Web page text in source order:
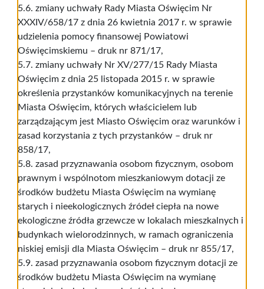
5.6. zmiany uchwały Rady Miasta Oświęcim Nr
XXXIV/658/17 z dnia 26 kwietnia 2017 r. w sprawie
udzielenia pomocy finansowej Powiatowi
Oświęcimskiemu – druk nr 871/17,
5.7. zmiany uchwały Nr XV/277/15 Rady Miasta
Oświęcim z dnia 25 listopada 2015 r. w sprawie
określenia przystanków komunikacyjnych na terenie
Miasta Oświęcim, których właścicielem lub
zarządzającym jest Miasto Oświęcim oraz warunków i
zasad korzystania z tych przystanków – druk nr
858/17,
5.8. zasad przyznawania osobom fizycznym, osobom
prawnym i wspólnotom mieszkaniowym dotacji ze
środków budżetu Miasta Oświęcim na wymianę
starych i nieekologicznych źródeł ciepła na nowe
ekologiczne źródła grzewcze w lokalach mieszkalnych i
budynkach wielorodzinnych, w ramach ograniczenia
niskiej emisji dla Miasta Oświęcim – druk nr 855/17,
5.9. zasad przyznawania osobom fizycznym dotacji ze
środków budżetu Miasta Oświęcim na wymianę